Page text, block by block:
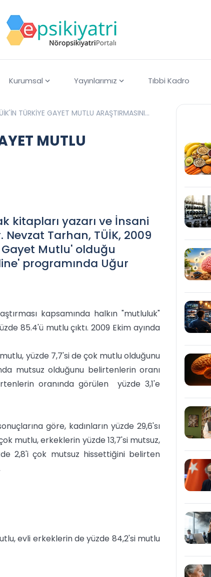
Kurumsal Yayınlarımız Tıbbi Kadro
TÜRKİYE GAYET MUTLU ARAŞTIRMASINI
MUTLU
kitapları yazarı ve İnsani
Nevzat Tarhan, TÜİK, 2009
Gayet Mutlu' olduğu
programında Uğur
kapsamında halkın "mutluluk"
85.4'ü mutlu çıktı. 2009 Ekim ayında
yüzde 7,7'si de çok mutlu olduğunu
mutsuz olduğunu belirtenlerin oranı
oranında görülen yüzde 3,1'e
göre, kadınların yüzde 29,6'sı
mutlu, erkeklerin yüzde 13,7'si mutsuz,
2,8'i çok mutsuz hissettiğini belirten
evli erkeklerin de yüzde 84,2'si mutlu